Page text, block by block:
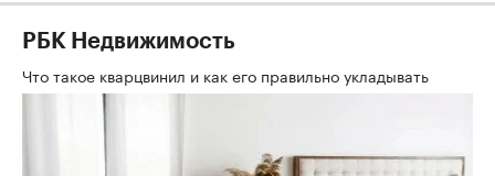
РБК Недвижимость
Что такое кварцвинил и как его правильно укладывать